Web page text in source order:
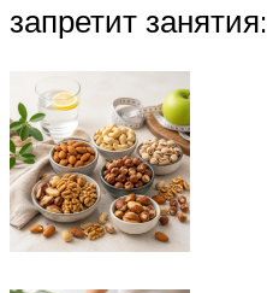
запретит занятия: